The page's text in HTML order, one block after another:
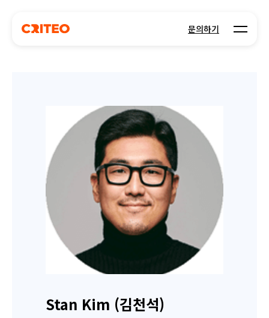
문의하기 Open
Stan Kim (김천석)